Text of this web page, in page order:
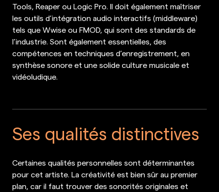
Tools, Reaper ou Logic Pro. Il doit également maîtriser
les outils d’intégration audio interactifs (middleware)
tels que Wwise ou FMOD, qui sont des standards de
l’industrie. Sont également essentielles, des
compétences en techniques d’enregistrement, en
synthèse sonore et une solide culture musicale et
vidéoludique.
Ses qualités distinctives
Certaines qualités personnelles sont déterminantes
pour cet artiste. La créativité est bien sûr au premier
plan, car il faut trouver des sonorités originales et